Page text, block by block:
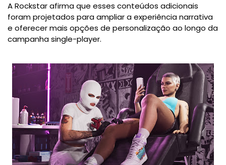
A Rockstar afirma que esses conteúdos adicionais
foram projetados para ampliar a experiência narrativa
e oferecer mais opções de personalização ao longo da
campanha single-player.